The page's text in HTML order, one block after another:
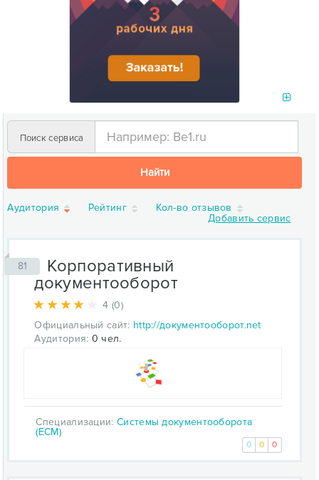
Поиск сервиса
Найти
Аудитория Рейтинг
Кол-во отзывов
Добавить сервис
81
Корпоративный
документооборот
4 (0)
Официальный сайт: http://документооборот.net
Аудитория: 0 чел.
Специализации: Системы документооборота
(ECM)
0 0 0